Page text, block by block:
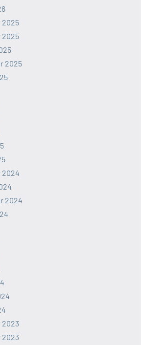
2025
2025
2025
2024
2024
2023
2023